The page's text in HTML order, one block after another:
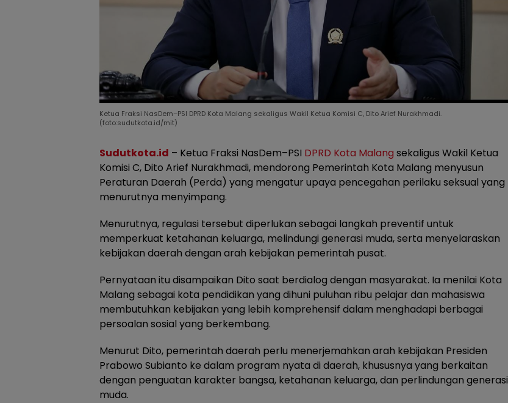
Ketua Fraksi NasDem–PSI DPRD Kota Malang sekaligus Wakil Ketua Komisi C, Dito Arief Nurakhmadi.
(foto:sudutkota.id/mit)
Sudutkota.id – Ketua Fraksi NasDem–PSI DPRD Kota Malang sekaligus Wakil Ketua
Komisi C, Dito Arief Nurakhmadi, mendorong Pemerintah Kota Malang menyusun
Peraturan Daerah (Perda) yang mengatur upaya pencegahan perilaku seksual yang
menurutnya menyimpang.
Menurutnya, regulasi tersebut diperlukan sebagai langkah preventif untuk
memperkuat ketahanan keluarga, melindungi generasi muda, serta menyelaraskan
kebijakan daerah dengan arah kebijakan pemerintah pusat.
Pernyataan itu disampaikan Dito saat berdialog dengan masyarakat. Ia menilai Kota
Malang sebagai kota pendidikan yang dihuni puluhan ribu pelajar dan mahasiswa
membutuhkan kebijakan yang lebih komprehensif dalam menghadapi berbagai
persoalan sosial yang berkembang.
Menurut Dito, pemerintah daerah perlu menerjemahkan arah kebijakan Presiden
Prabowo Subianto ke dalam program nyata di daerah, khususnya yang berkaitan
dengan penguatan karakter bangsa, ketahanan keluarga, dan perlindungan generasi
muda.